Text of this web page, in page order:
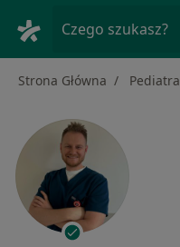
Czego szukasz?
Strona Główna Pediatra